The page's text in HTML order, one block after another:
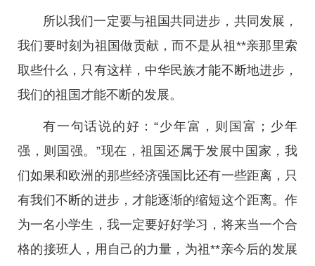
所以我们一定要与祖国共同进步，共同发展，
我们要时刻为祖国做贡献，而不是从祖**亲那里索
取些什么，只有这样，中华民族才能不断地进步，
我们的祖国才能不断的发展。
有一句话说的好：“少年富，则国富；少年
强，则国强。”现在，祖国还属于发展中国家，我
们如果和欧洲的那些经济强国比还有一些距离，只
有我们不断的进步，才能逐渐的缩短这个距离。作
为一名小学生，我一定要好好学习，将来当一个合
格的接班人，用自己的力量，为祖**亲今后的发展